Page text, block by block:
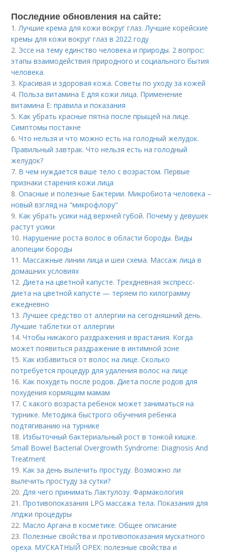
Последние обновления на сайте:
1.Лучшие крема для кожи вокруг глаз. Лучшие корейские
кремы для кожи вокруг глаз в 2022 году
2. Эссе на тему единство человека и природы. 2 вопрос:
этапы взаимодействия природного и социального бытия
человека.
3. Красивая и здоровая кожа. Советы по уходу за кожей
4. Польза витамина Е для кожи лица. Применение
витамина E: правила и показания
5. Как убрать красные пятна после прыщей на лице.
Симптомы постакне
6.Что нельзя и что можно есть на голодный желудок.
Правильный завтрак. Что нельзя есть на голодный
желудок?
7. В чем нуждается ваше тело с возрастом. Первые
признаки старения кожи лица
8.Опасные и полезные Бактерии. Микробиота человека –
новый взгляд на "микрофлору"
9. Как убрать усики над верхней губой. Почему у девушек
растут усики
10. Нарушение роста волос в области бороды. Виды
алопеции бороды
11. Массажные линии лица и шеи схема. Массаж лица в
домашних условиях
12.Диета на цветной капусте. Трехдневная экспресс-
диета на цветной капусте — теряем по килограмму
ежедневно
13.Лучшее средство от аллергии на сегодняшний день.
Лучшие таблетки от аллергии
14.Чтобы никакого раздражения и врастания. Когда
может появиться раздражение в интимной зоне
15. Как избавиться от волос на лице. Сколько
потребуется процедур для удаления волос на лице
16. Как похудеть после родов. Диета после родов для
похудения кормящим мамам
17.С какого возраста ребенок может заниматься на
турнике. Методика быстрого обучения ребенка
подтягиванию на турнике
18. Избыточный бактериальный рост в тонкой кишке.
Small Bowel Bacterial Overgrowth Syndrome: Diagnosis And
Treatment
19. Как за день вылечить простуду. Возможно ли
вылечить простуду за сутки?
20.Для чего принимать Лактулозу. Фармакология
21. Противопоказания LPG массажа тела. Показания для
лпджи процедуры
22. Масло Аргана в косметике. Общее описание
23. Полезные свойства и противопоказания мускатного
ореха. МУСКАТНЫЙ ОРЕХ: полезные свойства и